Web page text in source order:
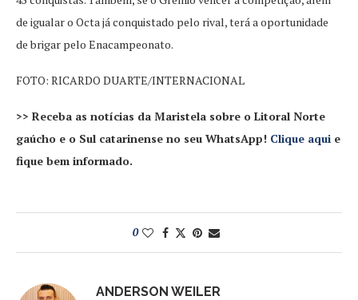
de igualar o Octa já conquistado pelo rival, terá a oportunidade
de brigar pelo Enacampeonato.
FOTO: RICARDO DUARTE/INTERNACIONAL
>> Receba as notícias da Maristela sobre o Litoral Norte
gaúcho e o Sul catarinense no seu WhatsApp! Clique aqui e
fique bem informado.
0
ANDERSON WEILER